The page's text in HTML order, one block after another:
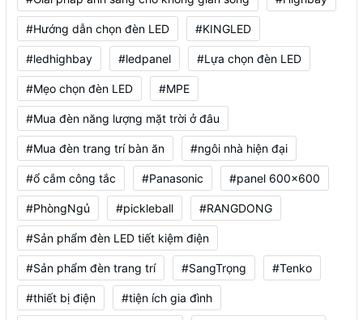
#Hướng dẫn chọn đèn LED #KINGLED
#ledhighbay #ledpanel #Lựa chọn đèn LED
#Mẹo chọn đèn LED #MPE
#Mua đèn năng lượng mặt trời ở đâu
#Mua đèn trang trí bàn ăn #ngôi nhà hiện đại
#ổ cắm công tắc #Panasonic #panel 600x600
#PhòngNgủ #pickleball #RANGDONG
#Sản phẩm đèn LED tiết kiệm điện
#Sản phẩm đèn trang trí #SangTrọng #Tenko
#thiết bị điện #tiện ích gia đình